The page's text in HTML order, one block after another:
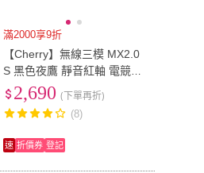
滿2000享9折
【Cherry】無線三模 MX2.0
S 黑色夜鷹 靜音紅軸 電競鍵
盤(MX2A 復古 遊戲 辦公鍵
2,690 (下單再折)
(8)
速 折價券 登記